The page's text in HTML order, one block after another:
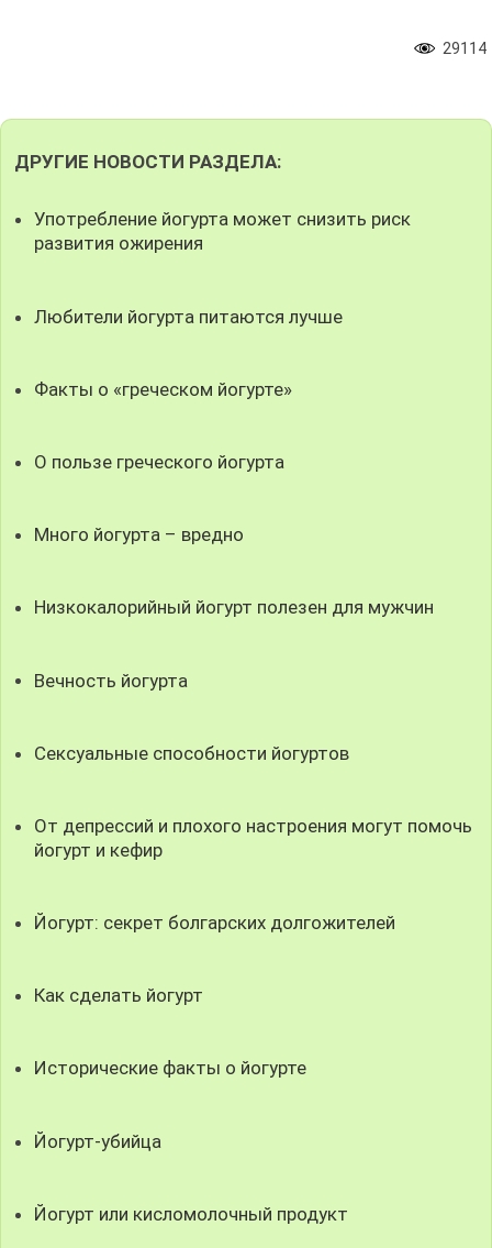
29114
ДРУГИЕ НОВОСТИ РАЗДЕЛА:
Употребление йогурта может снизить риск
развития ожирения
Любители йогурта питаются лучше
Факты о «греческом йогурте»
О пользе греческого йогурта
Много йогурта – вредно
Низкокалорийный йогурт полезен для мужчин
Вечность йогурта
Сексуальные способности йогуртов
От депрессий и плохого настроения могут помочь
йогурт и кефир
Йогурт: секрет болгарских долгожителей
Как сделать йогурт
Исторические факты о йогурте
Йогурт-убийца
Йогурт или кисломолочный продукт